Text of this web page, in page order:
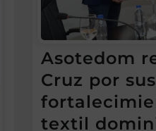
Asotedom
Cruz por
textil